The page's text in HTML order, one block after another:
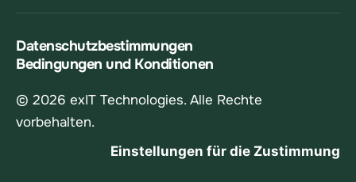
© 2026 exIT Technologies. Alle Rechte
vorbehalten.
Datenschutzbestimmungen
Bedingungen und Konditionen
Einstellungen für die Zustimmung